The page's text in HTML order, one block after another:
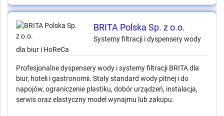
BRITA Polska Sp. z o.o.
Systemy filtracji i dyspensery wody
dla biur i HoReCa
Profesjonalne dyspensery wody i systemy filtracji BRITA dla
biur, hoteli i gastronomii. Stały standard wody pitnej i do
napojów, ograniczenie plastiku, dobór urządzeń, instalacja,
serwis oraz elastyczny model wynajmu lub zakupu.